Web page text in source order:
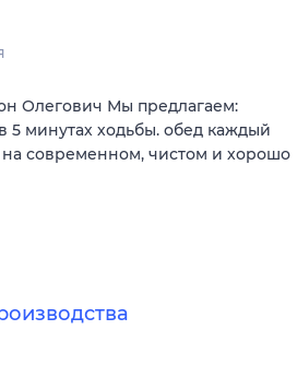
Олегович Мы предлагаем:
минутах ходьбы. обед каждый
современном, чистом и хорошо